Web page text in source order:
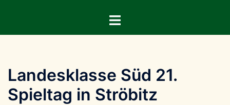
springen
Menü
Landesklasse Süd 21.
Spieltag in Ströbitz